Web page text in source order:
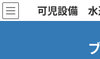
コ
ン
ナ
ビ
可児設備 水